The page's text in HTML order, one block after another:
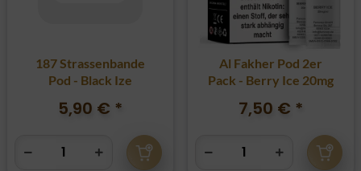
187 Strassenbande
Pod - Black Ize
5,90 € *
Al Fakher Pod 2er
Pack - Berry Ice 20mg
7,50 € *